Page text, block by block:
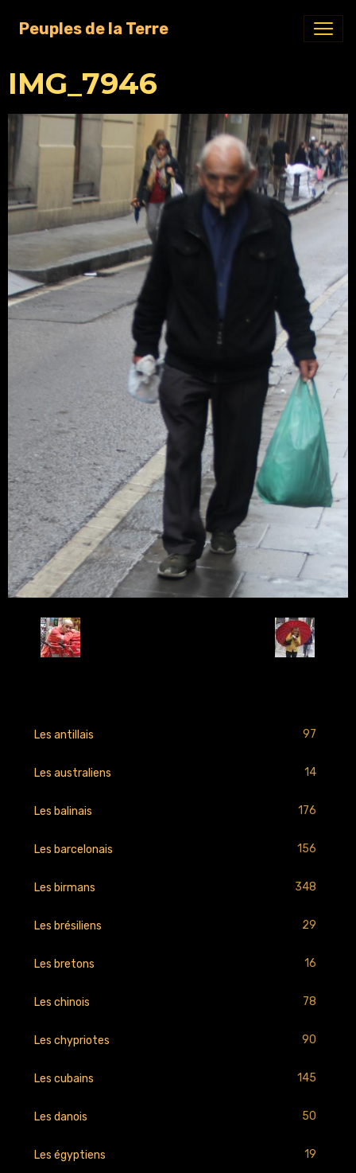
Peuples de la Terre
IMG_7946
Les antillais 97
Les australiens 14
Les balinais 176
Les barcelonais 156
Les birmans 348
Les brésiliens 29
Les bretons 16
Les chinois 78
Les chypriotes 90
Les cubains 145
Les danois 50
Les égyptiens 19